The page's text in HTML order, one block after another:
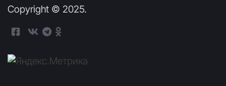
Copyright © 2025.